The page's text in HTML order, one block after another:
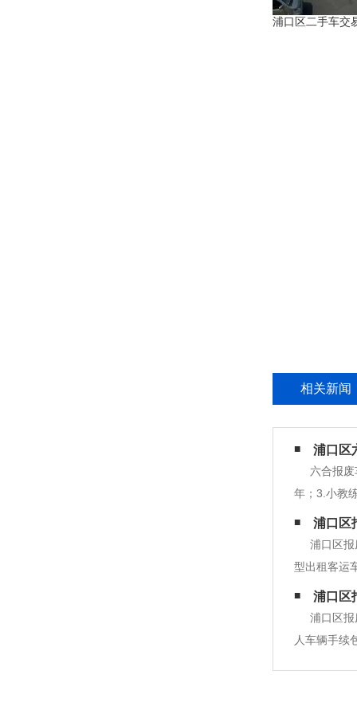
浦口区二手车交
相关新闻
浦口区
六合报
年；3.小教
型运营客
浦口区
浦口区
型出租客运
运营客车
浦口区
浦口区
人车辆手续